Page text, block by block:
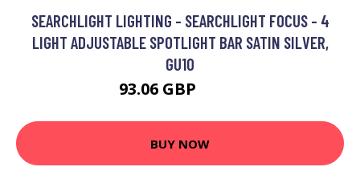
SEARCHLIGHT LIGHTING - SEARCHLIGHT FOCUS - 4
LIGHT ADJUSTABLE SPOTLIGHT BAR SATIN SILVER,
GU10
93.06 GBP
BUY NOW